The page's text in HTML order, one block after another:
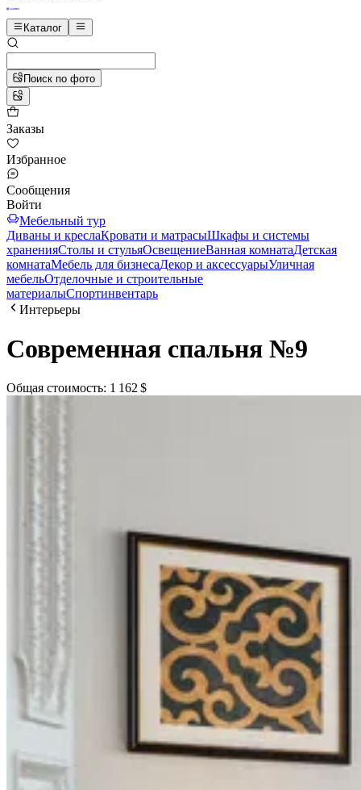
Каталог
Поиск по фото
Заказы
Избранное
Сообщения
Войти
Мебельный тур
Диваны и креслаКровати и матрасыШкафы и системы
храненияСтолы и стульяОсвещениеВанная комнатаДетская
комнатаМебель для бизнесаДекор и аксессуарыУличная
мебельОтделочные и строительные
материалыСпортинвентарь
Интерьеры
Современная спальня №9
Общая стоимость: 1 162 $